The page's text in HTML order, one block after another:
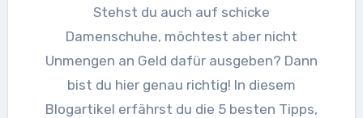
Stehst du auch auf schicke
Damenschuhe, möchtest aber nicht
Unmengen an Geld dafür ausgeben? Dann
bist du hier genau richtig! In diesem
Blogartikel erfährst du die 5 besten Tipps,